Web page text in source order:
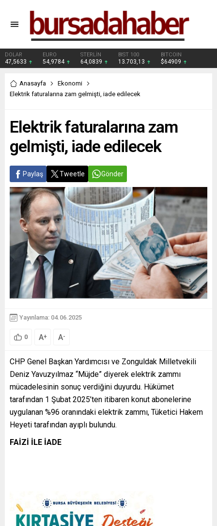
DOLAR
47,5633
EURO
54,9784
STERLİN
64,0839
BIST 100
13.703,13
BITCOIN
$64909
Anasayfa
Ekonomi
Elektrik faturalarına zam gelmişti, iade edilecek
Elektrik faturalarına zam
gelmişti, iade edilecek
Paylaş Tweetle Gönder
Yayınlama: 04.06.2025
0 A+ A-
CHP Genel Başkan Yardımcısı ve Zonguldak Milletvekili
Deniz Yavuzyılmaz “Müjde” diyerek elektrik zammı
mücadelesinin sonuç verdiğini duyurdu. Hükümet
tarafından 1 Şubat 2025’ten itibaren konut abonelerine
uygulanan %96 oranındaki elektrik zammı, Tüketici Hakem
Heyeti tarafından ayıplı bulundu.
FAİZİ İLE İADE